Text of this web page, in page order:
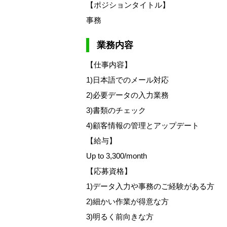
【ポジションタイトル】
事務
業務内容
【仕事内容】
1)日本語でのメール対応
2)必要データの入力業務
3)書類のチェック
4)顧客情報の管理とアップデート
【給与】
Up to 3,300/month
【応募資格】
1)データ入力や事務のご経験がある方
2)細かい作業が得意な方
3)明るく前向きな方